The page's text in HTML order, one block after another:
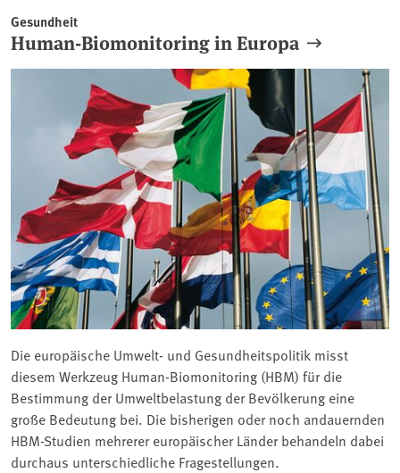
Gesundheit
Human-Biomonitoring in Europa
Die europäische Umwelt- und Gesundheitspolitik misst
diesem Werkzeug Human-Biomonitoring (HBM) für die
Bestimmung der Umweltbelastung der Bevölkerung eine
große Bedeutung bei. Die bisherigen oder noch andauernden
HBM-Studien mehrerer europäischer Länder behandeln dabei
durchaus unterschiedliche Fragestellungen.